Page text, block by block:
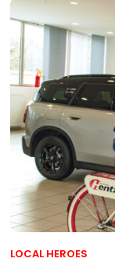
LOCAL HEROES